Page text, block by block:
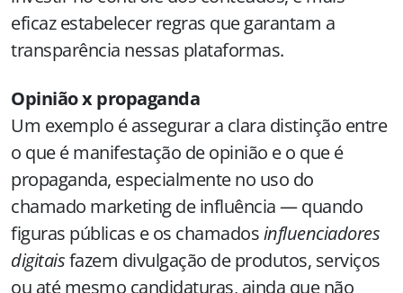
eficaz estabelecer regras que garantam a
transparência nessas plataformas.
Opinião x propaganda
Um exemplo é assegurar a clara distinção entre
o que é manifestação de opinião e o que é
propaganda, especialmente no uso do
chamado marketing de influência — quando
figuras públicas e os chamadosinfluenciadores
digitaisfazem divulgação de produtos, serviços
ou até mesmo candidaturas, ainda que não